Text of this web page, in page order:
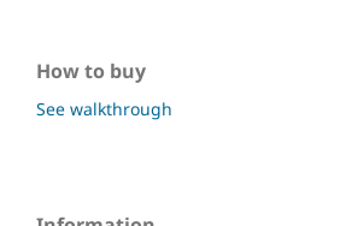
How to buy
See walkthrough